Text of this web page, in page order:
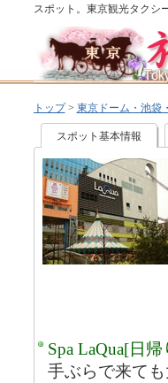
スポット。東京観光タクシ
トップ> 東京ドーム・池袋
Spa LaQua[日帰り温泉・テ
スポット基本情報
Spa LaQua[日
手ぶらで来て